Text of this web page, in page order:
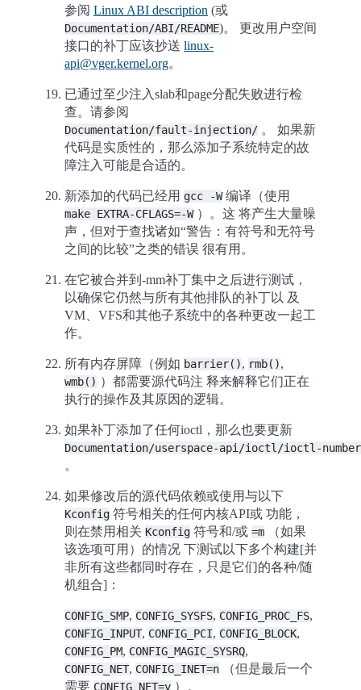
参阅 Linux ABI description (或
Documentation/ABI/README)。 更改用户空间
接口的补丁应该抄送 linux-
api@vger.kernel.org。
已通过至少注入slab和page分配失败进行检
查。请参阅
Documentation/fault-injection/ 。 如果新
代码是实质性的，那么添加子系统特定的故
障注入可能是合适的。
新添加的代码已经用 gcc -W编译（使用
make EXTRA-CFLAGS=-W）。这 将产生大量噪
声，但对于查找诸如“警告：有符号和无符号
之间的比较”之类的错误 很有用。
在它被合并到-mm补丁集中之后进行测试，
以确保它仍然与所有其他排队的补丁以 及
VM、VFS和其他子系统中的各种更改一起工
作。
所有内存屏障（例如 barrier(), rmb(),
wmb() ）都需要源代码注 释来解释它们正在
执行的操作及其原因的逻辑。
如果补丁添加了任何ioctl，那么也要更新
Documentation/userspace-api/ioctl/ioctl-
。
如果修改后的源代码依赖或使用与以下
Kconfig 符号相关的任何内核API或 功能，
则在禁用相关 Kconfig 符号和/或 =m （如果
该选项可用）的情况 下测试以下多个构建[并
非所有这些都同时存在，只是它们的各种/随
机组合]：
CONFIG_SMP, CONFIG_SYSFS, CONFIG_PROC_FS,
CONFIG_INPUT, CONFIG_PCI, CONFIG_BLOCK,
CONFIG_PM, CONFIG_MAGIC_SYSRQ,
CONFIG_NET, CONFIG_INET=n （但是最后一个
需要 CONFIG_NET=y ）。